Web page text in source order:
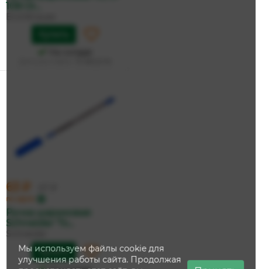
108 Or...
63 ₽
по карте
Schneider 'To...
Schneider
Купить
Мы используем файлы cookie для
улучшения работы сайта. Продолжая